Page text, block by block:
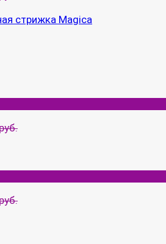
стрижка Magica